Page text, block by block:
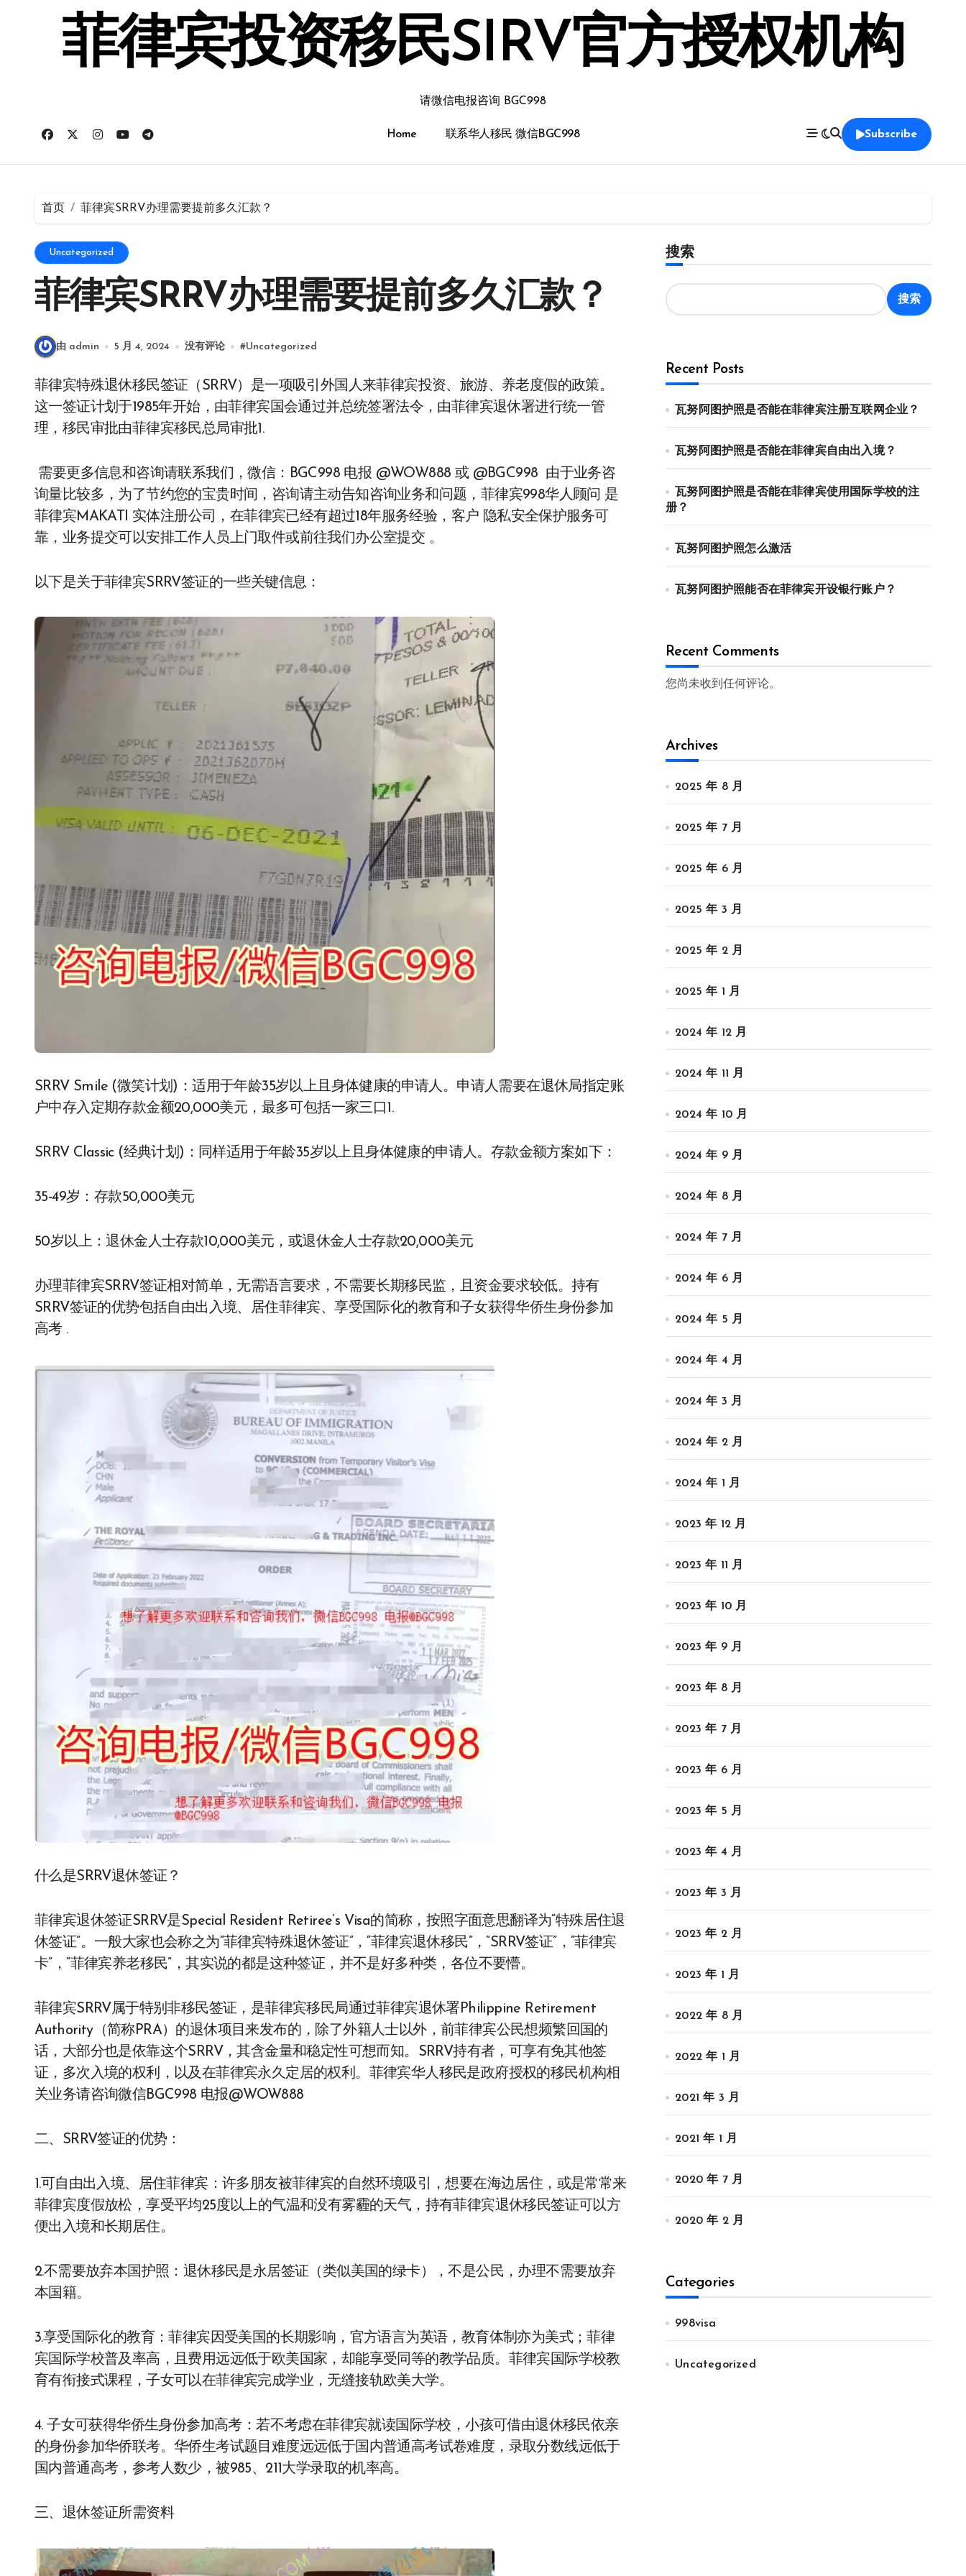
菲律宾投资移民SIRV官方授权机构
请微信电报咨询 BGC998
Home 联系华人移民 微信BGC998 Subscribe
首页 菲律宾SRRV办理需要提前多久汇款？
Uncategorized
菲律宾SRRV办理需要提前多久汇款？
由 admin 5 月 4, 2024 没有评论 #Uncategorized
菲律宾特殊退休移民签证（SRRV）是一项吸引外国人来菲律宾投资、旅游、养老度假的政策。
这一签证计划于1985年开始，由菲律宾国会通过并总统签署法令，由菲律宾退休署进行统一管
理，移民审批由菲律宾移民总局审批1.
需要更多信息和咨询请联系我们，微信：BGC998 电报 @WOW888 或 @BGC998 由于业务咨
询量比较多，为了节约您的宝贵时间，咨询请主动告知咨询业务和问题，菲律宾998华人顾问 是
菲律宾MAKATI 实体注册公司，在菲律宾已经有超过18年服务经验，客户 隐私安全保护服务可
靠，业务提交可以安排工作人员上门取件或前往我们办公室提交 。
以下是关于菲律宾SRRV签证的一些关键信息：
SRRV Smile (微笑计划)：适用于年龄35岁以上且身体健康的申请人。申请人需要在退休局指定账
户中存入定期存款金额20,000美元，最多可包括一家三口1.
SRRV Classic (经典计划)：同样适用于年龄35岁以上且身体健康的申请人。存款金额方案如下：
35-49岁：存款50,000美元
50岁以上：退休金人士存款10,000美元，或退休金人士存款20,000美元
办理菲律宾SRRV签证相对简单，无需语言要求，不需要长期移民监，且资金要求较低。持有
SRRV签证的优势包括自由出入境、居住菲律宾、享受国际化的教育和子女获得华侨生身份参加
高考 .
什么是SRRV退休签证？
菲律宾退休签证SRRV是Special Resident Retiree’s Visa的简称，按照字面意思翻译为“特殊居住退
休签证”。一般大家也会称之为“菲律宾特殊退休签证”，“菲律宾退休移民”，“SRRV签证”，“菲律宾
卡”，“菲律宾养老移民”，其实说的都是这种签证，并不是好多种类，各位不要懵。
菲律宾SRRV属于特别非移民签证，是菲律宾移民局通过菲律宾退休署Philippine Retirement
Authority（简称PRA）的退休项目来发布的，除了外籍人士以外，前菲律宾公民想频繁回国的
话，大部分也是依靠这个SRRV，其含金量和稳定性可想而知。SRRV持有者，可享有免其他签
证，多次入境的权利，以及在菲律宾永久定居的权利。菲律宾华人移民是政府授权的移民机构相
关业务请咨询微信BGC998 电报@WOW888
二、SRRV签证的优势：
1.可自由出入境、居住菲律宾：许多朋友被菲律宾的自然环境吸引，想要在海边居住，或是常常来
菲律宾度假放松，享受平均25度以上的气温和没有雾霾的天气，持有菲律宾退休移民签证可以方
便出入境和长期居住。
2.不需要放弃本国护照：退休移民是永居签证（类似美国的绿卡），不是公民，办理不需要放弃
本国籍。
3.享受国际化的教育：菲律宾因受美国的长期影响，官方语言为英语，教育体制亦为美式；菲律
宾国际学校普及率高，且费用远远低于欧美国家，却能享受同等的教学品质。菲律宾国际学校教
育有衔接式课程，子女可以在菲律宾完成学业，无缝接轨欧美大学。
4. 子女可获得华侨生身份参加高考：若不考虑在菲律宾就读国际学校，小孩可借由退休移民依亲
的身份参加华侨联考。华侨生考试题目难度远远低于国内普通高考试卷难度，录取分数线远低于
国内普通高考，参考人数少，被985、211大学录取的机率高。
三、退休签证所需资料
搜索
搜索
Recent Posts
瓦努阿图护照是否能在菲律宾注册互联网企业？
瓦努阿图护照是否能在菲律宾自由出入境？
瓦努阿图护照是否能在菲律宾使用国际学校的注
册？
瓦努阿图护照怎么激活
瓦努阿图护照能否在菲律宾开设银行账户？
Recent Comments
您尚未收到任何评论。
Archives
2025 年 8 月
2025 年 7 月
2025 年 6 月
2025 年 3 月
2025 年 2 月
2025 年 1 月
2024 年 12 月
2024 年 11 月
2024 年 10 月
2024 年 9 月
2024 年 8 月
2024 年 7 月
2024 年 6 月
2024 年 5 月
2024 年 4 月
2024 年 3 月
2024 年 2 月
2024 年 1 月
2023 年 12 月
2023 年 11 月
2023 年 10 月
2023 年 9 月
2023 年 8 月
2023 年 7 月
2023 年 6 月
2023 年 5 月
2023 年 4 月
2023 年 3 月
2023 年 2 月
2023 年 1 月
2022 年 8 月
2022 年 1 月
2021 年 3 月
2021 年 1 月
2020 年 7 月
2020 年 2 月
Categories
998visa
Uncategorized